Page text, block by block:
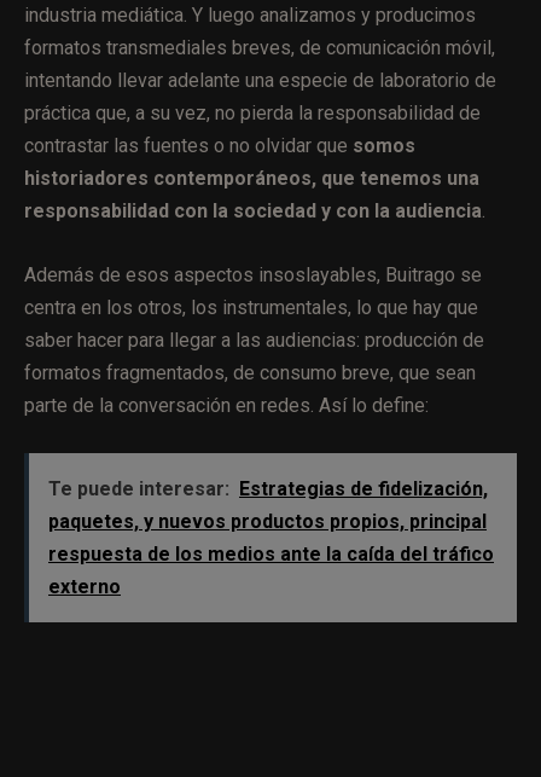
industria mediática. Y luego analizamos y producimos
formatos transmediales breves, de comunicación móvil,
intentando llevar adelante una especie de laboratorio de
práctica que, a su vez, no pierda la responsabilidad de
contrastar las fuentes o no olvidar que somos
historiadores contemporáneos, que tenemos una
responsabilidad con la sociedad y con la audiencia
Además de esos aspectos insoslayables, Buitrago se
centra en los otros, los instrumentales, lo que hay que
saber hacer para llegar a las audiencias: producción de
formatos fragmentados, de consumo breve, que sean
parte de la conversación en redes. Así lo define:
Te puede interesar: Estrategias de fidelización,
paquetes, y nuevos productos propios, principal
respuesta de los medios ante la caída del tráfico
externo